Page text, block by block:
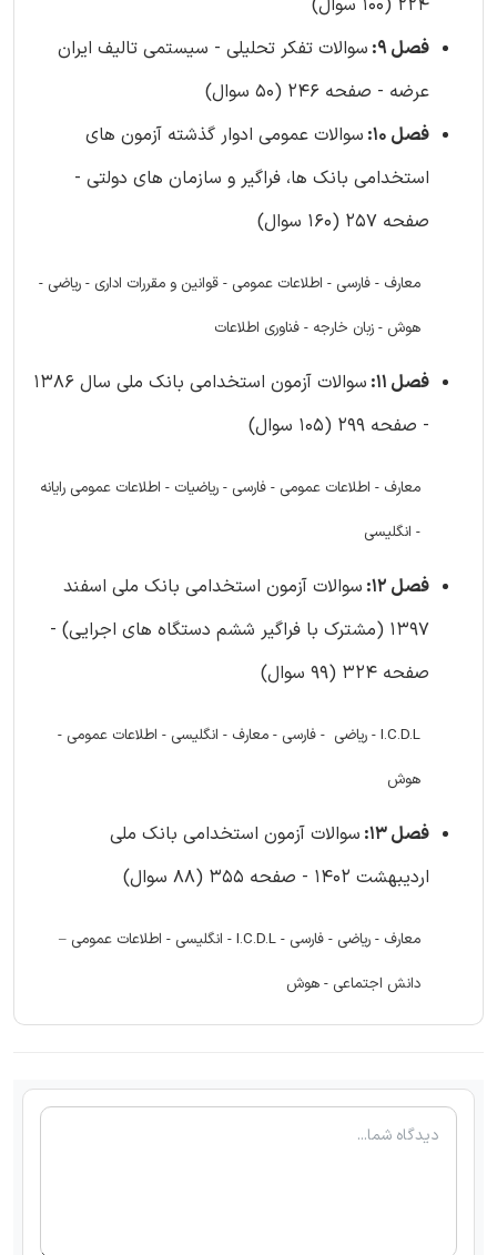
224 (100 سوال)
فصل 9:
سوالات تفکر تحلیلی - سیستمی تالیف ایران
عرضه - صفحه 246 (50 سوال)
فصل 10:
سوالات عمومی ادوار گذشته آزمون های
استخدامی بانک ها، فراگیر و سازمان های دولتی -
صفحه 257 (160 سوال)
معارف - فارسی - اطلاعات عمومی - قوانین و مقررات اداری - ریاضی -
هوش - زبان خارجه - فناوری اطلاعات
فصل 11:
سوالات آزمون استخدامی بانک ملی سال 1386
- صفحه 299 (105 سوال)
معارف - اطلاعات عمومی - فارسی - ریاضیات - اطلاعات عمومی رایانه
- انگلیسی
فصل 12:
سوالات آزمون استخدامی بانک ملی اسفند
1397 (مشترک با فراگیر ششم دستگاه های اجرایی) -
صفحه 324 (99 سوال)
I.C.D.L - ریاضی - فارسی - معارف - انگلیسی - اطلاعات عمومی -
هوش
فصل 13:
سوالات آزمون استخدامی بانک ملی
اردیبهشت 1402 - صفحه 355 (88 سوال)
معارف - ریاضی - فارسی - I.C.D.L - انگلیسی - اطلاعات عمومی –
دانش اجتماعی - هوش